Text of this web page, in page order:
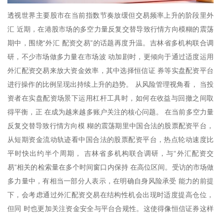
透视世界主要股市在当前指数节奏放缓但交易频率上升的阶段里外
汇 近期，在港股市场的多空力量反复交替导致行情方向模糊的震荡
期中，围绕“外汇 配资交易”的话题再度升温。吉林省多机构联合调
研，不少市场做多力量在市场波 动加剧时，更倾向于通过适度运用
外汇配资交易来放大资金效率，其中选择恒信证 券等实盘配资平台
进行操作的比例呈现出持续上升的趋势。 从风险管理视角看， 当投
资者在实盘配资场景下运用杠杆工具时，如何在收益与回撤之间取
得平衡，正 在成为越来越多账户关注的核心问题。 在当前多空力量
反复交替导致行情方向模 糊的震荡期里中国合法的股票配资平台，
从短期资金流动轨迹看中国合法的股票配资平台，热点轮动速度比
平时快出约半个周期， 吉林省多机构联合调研，与“外汇配资交
易”相关的检索量在多个时间窗口内保持 在高位区间。受访的市场做
多力量中，有相当一部分人表示，在明确自身风险承受 能力的前提
下，会考虑通过外汇配资交易在结构性机会出现时适度提高仓位，
但同 时也更加关注资金安全与平台合规性。这使得像恒信证券这样